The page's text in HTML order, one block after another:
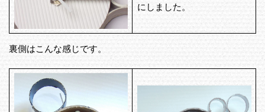
にしました。
裏側はこんな感じです。